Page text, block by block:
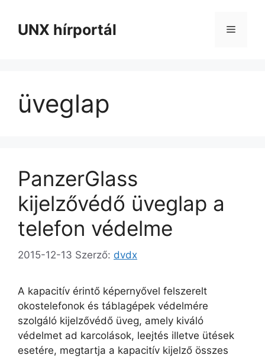
tartalomba
UNX hírportál Menü
üveglap
PanzerGlass
kijelzővédő üveglap a
telefon védelme
2015-12-13 Szerző: dvdx
A kapacitív érintő képernyővel felszerelt
okostelefonok és táblagépek védelmére
szolgáló kijelzővédő üveg, amely kiváló
védelmet ad karcolások, leejtés illetve ütések
esetére, megtartja a kapacitív kijelző összes